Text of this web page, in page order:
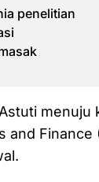
penelitian
and